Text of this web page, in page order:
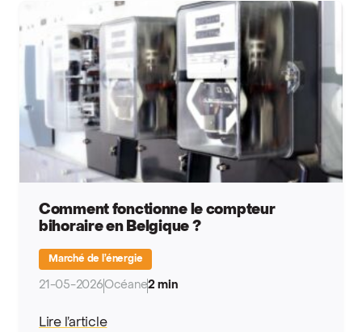
Comment fonctionne le compteur
bihoraire en Belgique ?
Marché de l’énergie
21-05-2026Océane2 min
Lire l’article